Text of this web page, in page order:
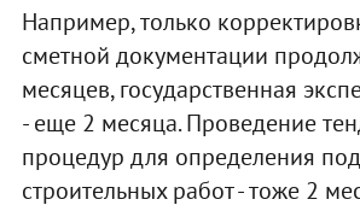
Например, только
сметной документации
месяцев, государственная
- еще 2 месяца. Проведение
процедур для определения
строительных работ - тоже 2